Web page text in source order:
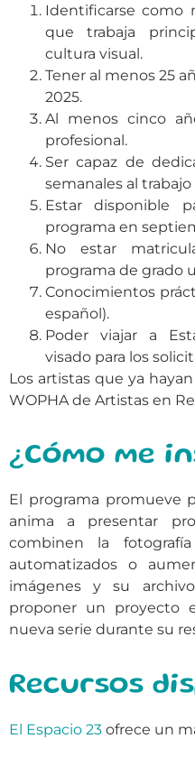
Identificarse como
que trabaja
cultura visual.
Tener al menos 25
2025.
Al menos cinco
profesional.
Ser capaz de
semanales al
Estar disponible
programa en
No estar
programa de grado
Conocimientos
español).
Poder viajar a
visado para los
Los artistas que ya
WOPHA de Artistas en
¿Cómo me
El programa promueve
anima a presentar
combinen la
automatizados o
imágenes y su
proponer un proyecto
nueva serie durante su
Recursos
El Espacio 23 ofrece un